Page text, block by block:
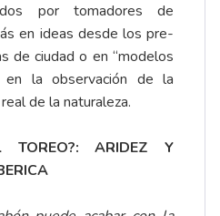
por tomadores de
en ideas desde los pre-
de ciudad o en “modelos
en la observación de la
de la naturaleza.
ARIDEZ Y